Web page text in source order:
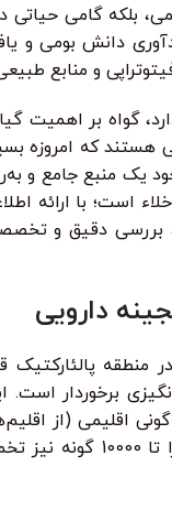
بلکه گامی حیاتی
دانش بومی و
و منابع
گواه بر اهمیت
هستند که
یک منبع جامع و
با ارائه
دقیق و
دارویی
جغرافیای زیستی
برخوردار
خزر تا بیش از 5600 متر در